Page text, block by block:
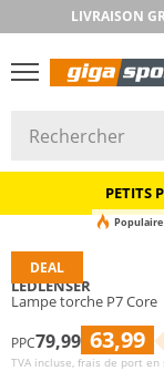
LIVRAISON
PETITS
DEAL
Populaire
LEDLENSER
Lampe torche P7 Core
PPC79,99 63,99
TVA incluse, frais de port en